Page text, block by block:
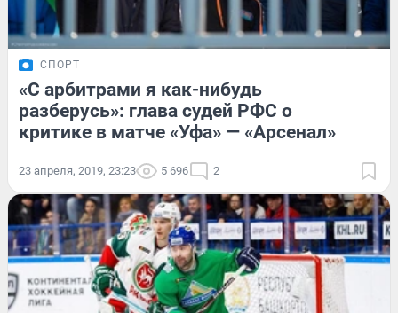
СПОРТ
«С арбитрами я как-нибудь
разберусь»: глава судей РФС о
критике в матче «Уфа» — «Арсенал»
23 апреля, 2019, 23:23 5 696 2